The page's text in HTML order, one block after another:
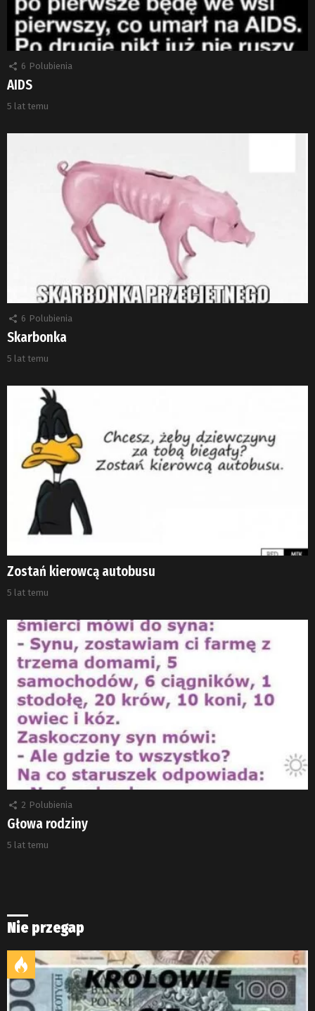
6 Polubienia
AIDS
5 lat temu
6 Polubienia
Skarbonka
5 lat temu
Zostań kierowcą autobusu
5 lat temu
2 Polubienia
Głowa rodziny
5 lat temu
Nie przegap